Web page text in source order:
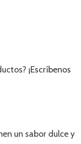
¡Escríbenos
un sabor dulce y